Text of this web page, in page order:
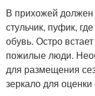
В прихожей
стульчик, пуфик,
обувь. Остро
пожилые люди.
для размещения
зеркало для